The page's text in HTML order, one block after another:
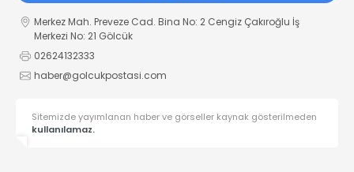
Merkez Mah. Preveze Cad. Bina No: 2 Cengiz Çakıroğlu İş
Merkezi No: 21 Gölcük
02624132333
haber@golcukpostasi.com
Sitemizde yayımlanan haber ve görseller kaynak gösterilmeden
kullanılamaz.